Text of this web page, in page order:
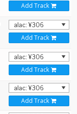
Add Track
Add Track
Add Track
Add Track